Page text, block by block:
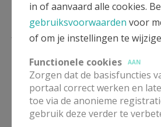
Lees meer
in of aanvaard alle cookies.
gebruiksvoorwaarden voor
of om je instellingen te
Functionele cookies
AAN
Zorgen dat de basisfuncties
portaal correct werken en
toe via de anonieme
gebruik deze verder te